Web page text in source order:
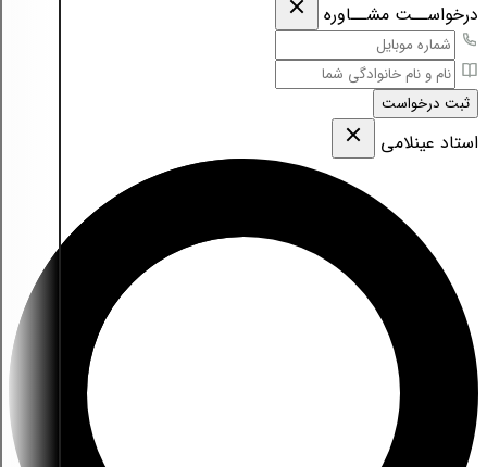
درخواســت مشــاوره
ثبت درخواست
استاد عینلامی